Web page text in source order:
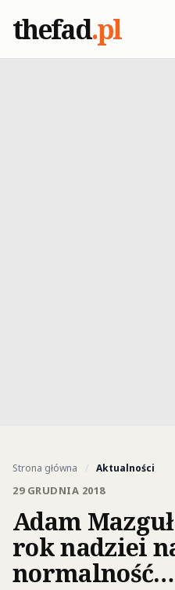
thefad.pl
Strona główna / Aktualności
29 GRUDNIA 2018
Adam
rok nadziei
normalność…